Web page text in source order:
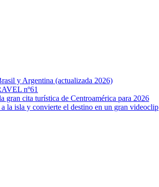
y Argentina (actualizada 2026)
nº61
gran cita turística de Centroamérica para 2026
la isla y convierte el destino en un gran videoclip